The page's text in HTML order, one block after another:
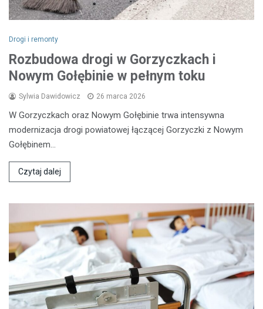
Drogi i remonty
Rozbudowa drogi w Gorzyczkach i
Nowym Gołębinie w pełnym toku
Sylwia Dawidowicz 26 marca 2026
W Gorzyczkach oraz Nowym Gołębinie trwa intensywna
modernizacja drogi powiatowej łączącej Gorzyczki z Nowym
Gołębinem…
Czytaj dalej